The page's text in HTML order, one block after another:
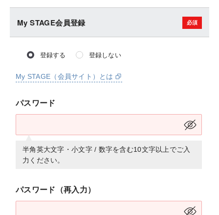
My STAGE会員登録
登録する 登録しない
My STAGE（会員サイト）とは
パスワード
半角英大文字・小文字 / 数字を含む10文字以上でご入
力ください。
パスワード（再入力）